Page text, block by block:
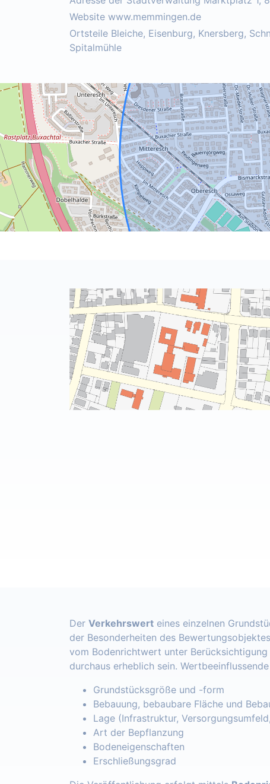
Website www.memmingen.de
Ortsteile Bleiche, Eisenburg, Knersberg,
Spitalmühle
Der Verkehrswert eines einzelnen
der Besonderheiten des
vom Bodenrichtwert unter
durchaus erheblich sein.
Grundstücksgröße und -form
Bebauung, bebaubare Fläche und
Lage (Infrastruktur,
Art der Bepflanzung
Bodeneigenschaften
Erschließungsgrad